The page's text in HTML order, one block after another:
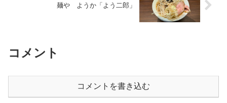
麺や ようか「よう二郎」
コメント
コメントを書き込む